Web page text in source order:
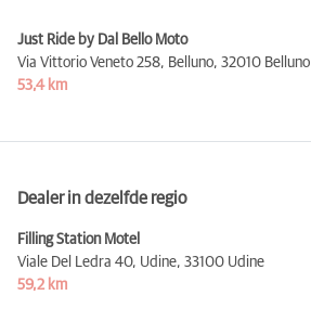
Just Ride by Dal Bello Moto
Via Vittorio Veneto 258, Belluno, 32010 Belluno
53,4 km
Dealer in dezelfde regio
Filling Station Motel
Viale Del Ledra 40, Udine, 33100 Udine
59,2 km